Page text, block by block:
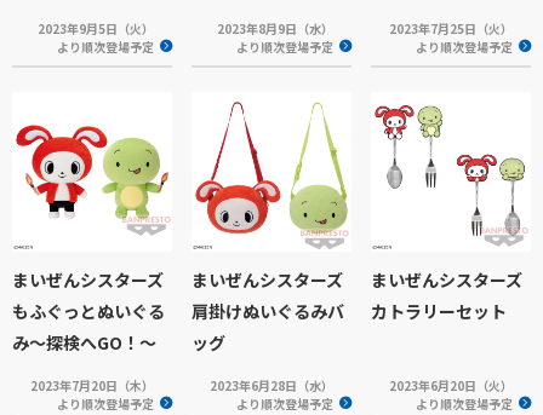
2023年9月5日（火）
より順次登場予定
2023年8月9日（水）
より順次登場予定
2023年7月25日（火）
より順次登場予定
まいぜんシスターズ
もふぐっとぬいぐる
み～探検へGO！～
2023年7月20日（木）
より順次登場予定
まいぜんシスターズ
肩掛けぬいぐるみバ
ッグ
2023年6月28日（水）
より順次登場予定
まいぜんシスターズ
カトラリーセット
2023年6月20日（火）
より順次登場予定